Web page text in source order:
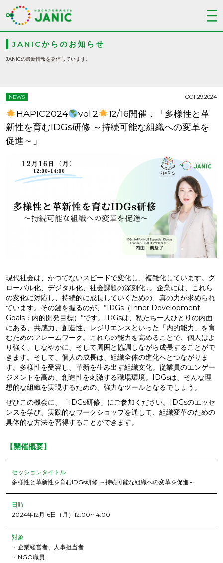
JANICからのお知らせ
JANICの最新情報を発信しています。
NEWS
HAPIC2024 vol.2
12/16開催：「多様性と革
新性を育むIDGs研修 ～持続可能な組織への変革を
促進～」
OCT.29.2024
現代社会は、かつてないスピードで変化し、複雑化しています。グ
ローバル化、デジタル化、社会課題の深刻化…。企業には、これら
の変化に対応し、持続的に成長していくための、真の力が求められ
ています。その鍵を握るのが、”IDGs（Inner Development
Goals：内的開発目標）”です。IDGsは、私たち一人ひとりの内面
にある、共感力、創造性、レジリエンスといった「内的能力」を育
むためのフレームワーク。これらの能力を高めることで、個人はよ
り強く、しなやかに、そして周囲と協調しながら成長することがで
きます。そして、個人の成長は、組織全体の進化へとつながりま
す。多様性を受容し、革新を生み出す組織文化。従業員のエンゲー
ジメントを高め、創造性を刺激する職場環境。IDGsは、そんな理
想的な組織を実現するための、強力なツールとなるでしょう。
ぜひこの機会に、「IDGs研修」にご参加ください。IDGsのエッセ
ンスを学び、実践的なワークショップを通して、組織変革のための
具体的な方法を習得することができます。
【開催概要】
セッションタイトル
多様性と革新性を育むIDGs研修 ～持続可能な組織への変革を促進～
日時
2024年12月16日（月）12:00~14:00
対象
・企業経営者、人事担当者
・NGO職員